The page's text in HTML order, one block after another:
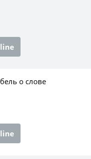
о слове